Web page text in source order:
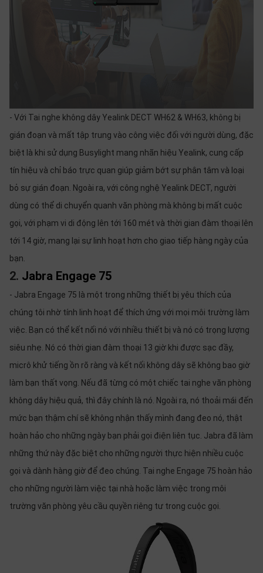
- Với Tai nghe không dây Yealink DECT WH62 & WH63, không bị
gián đoạn và mất tập trung vào công việc đối với người dùng, đặc
biệt là khi sử dụng Busylight mang nhãn hiệu Yealink, cung cấp
tín hiệu và chỉ báo trực quan giúp giảm bớt sự phân tâm và loại
bỏ sự gián đoạn. Ngoài ra, với công nghệ Yealink DECT, người
dùng có thể di chuyển quanh văn phòng mà không bị mất cuộc
gọi, với phạm vi di động lên tới 160 mét và thời gian đàm thoại lên
tới 14 giờ, mang lại sự linh hoạt hơn cho giao tiếp hàng ngày của
bạn.
2. Jabra Engage 75
- Jabra Engage 75 là một trong những thiết bị yêu thích của
chúng tôi nhờ tính linh hoạt để thích ứng với mọi môi trường làm
việc. Bạn có thể kết nối nó với nhiều thiết bị và nó có trọng lượng
siêu nhẹ. Nó có thời gian đàm thoại 13 giờ khi được sạc đầy,
micrô khử tiếng ồn rõ ràng và kết nối không dây sẽ không bao giờ
làm bạn thất vọng. Nếu đã từng có một chiếc tai nghe văn phòng
không dây hiệu quả, thì đây chính là nó. Ngoài ra, nó thoải mái đến
mức bạn thậm chí sẽ không nhận thấy mình đang đeo nó, thật
hoàn hảo cho những ngày bạn phải gọi điện liên tục. Jabra đã làm
những thứ này đặc biệt cho những người thực hiện nhiều cuộc
gọi và dành hàng giờ để đeo chúng. Tai nghe Engage 75 hoàn hảo
cho những người làm việc tại nhà hoặc làm việc trong môi
trường văn phòng yêu cầu quyền riêng tư trong cuộc gọi.